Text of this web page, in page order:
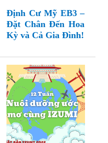
Định Cư Mỹ EB3 –
Đặt Chân Đến Hoa
Kỳ và Cả Gia Đình!